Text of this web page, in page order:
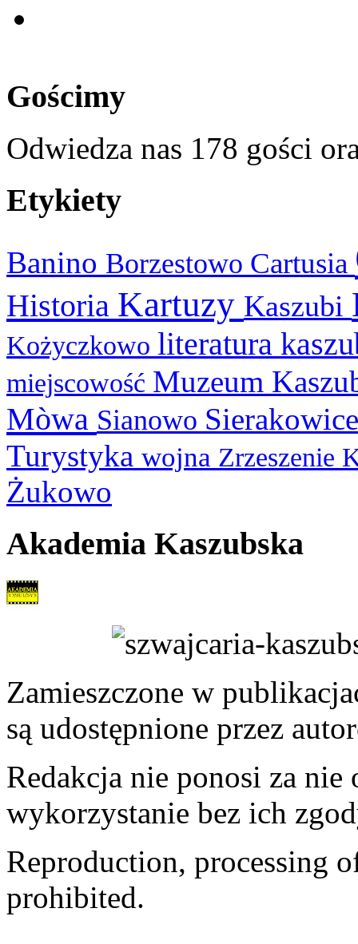
Gościmy
Odwiedza nas 178 gości
Etykiety
Banino Borzestowo Cartusia
Historia Kartuzy Kaszubi
Kożyczkowo literatura
miejscowość Muzeum
Mòwa Sianowo
Turystyka wojna Zrzeszenie
Żukowo
Akademia Kaszubska
Zamieszczone w
są udostępnione przez
Redakcja nie ponosi za
wykorzystanie bez ich
Reproduction, processing
prohibited.